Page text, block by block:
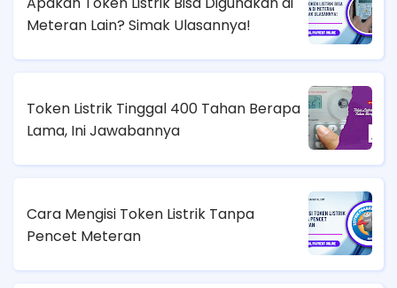
Meteran Lain? Simak Ulasannya!
Token Listrik Tinggal 400 Tahan Berapa
Lama, Ini Jawabannya
Cara Mengisi Token Listrik Tanpa
Pencet Meteran